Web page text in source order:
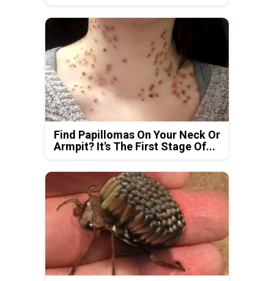
Find Papillomas On Your Neck Or
Armpit? It's The First Stage Of...